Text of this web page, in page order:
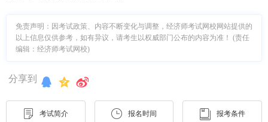
免责声明：因考试政策、内容不断变化与调整，经济师考试网校网站提供的
以上信息仅供参考，如有异议，请考生以权威部门公布的内容为准！ (责任
编辑：经济师考试网校)
分享到
考试简介 报名时间 报考条件